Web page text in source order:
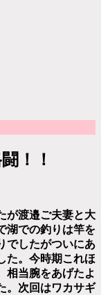
！！
が渡邉ご夫妻と大
湖での釣りは竿を
でしたがついにあ
た。今時期これほ
相当腕をあげたよ
。次回はワカサギ